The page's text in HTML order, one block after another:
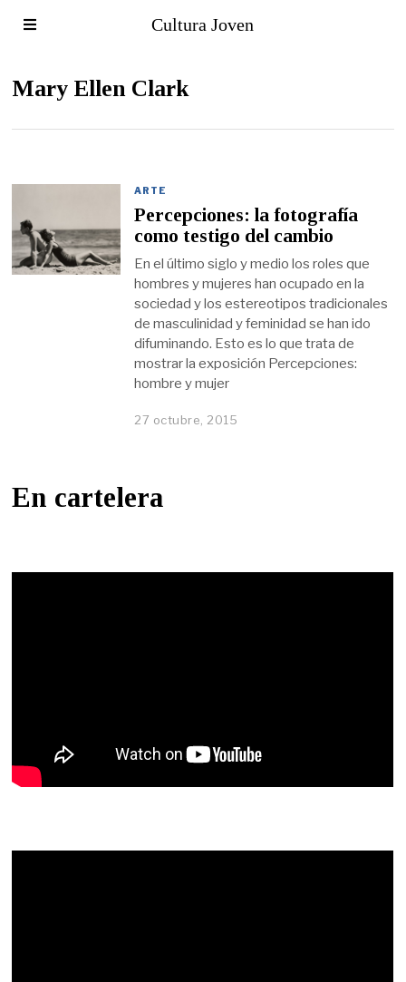
Cultura Joven
Mary Ellen Clark
ARTE
Percepciones: la fotografía
como testigo del cambio
En el último siglo y medio los roles que
hombres y mujeres han ocupado en la
sociedad y los estereotipos tradicionales
de masculinidad y feminidad se han ido
difuminando. Esto es lo que trata de
mostrar la exposición Percepciones:
hombre y mujer
27 octubre, 2015
En cartelera